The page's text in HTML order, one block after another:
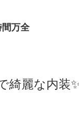
万全
綺麗な内装